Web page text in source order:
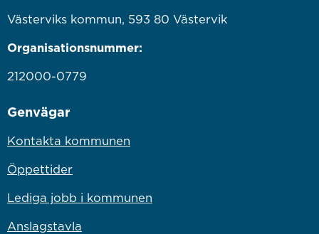
Västerviks kommun, 593 80 Västervik
Organisationsnummer:
212000-0779
Genvägar
Kontakta kommunen
Öppettider
Lediga jobb i kommunen
Anslagstavla